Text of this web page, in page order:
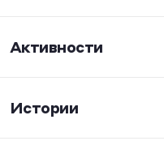
Экспозиционная
создании экспозиций
Активности
Истории